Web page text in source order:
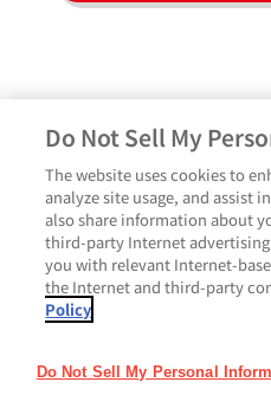
ペ
ー
ジ
最
上
部
る
よくあるご質問 ご利用規約Glicoメン
サイトマップお問い合わせ
Copyright© Ezaki Glico
Do Not Sell My
The website uses cookies to
analyze site usage, and assist
also share information about
third-party Internet
you with relevant Internet-
the Internet and third-party
Policy
Do Not Sell My Personal